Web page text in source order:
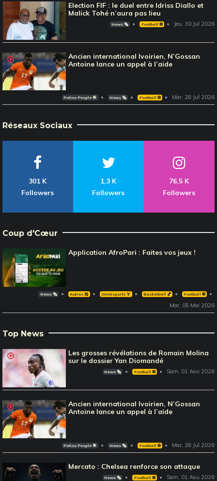
Election FIF : le duel entre Idriss Diallo et
Malick Tohé n’aura pas lieu
News 🗞️ Football ⚽️ Jeu, 30 Jul 2026
Ancien international Ivoirien, N’Gossan
Antoine lance un appel à l’aide
Potins People 🌟 News 🗞️ Football ⚽️ Mar, 28 Jul 2026
Réseaux Sociaux
301 K
Followers
1,3 K
Followers
76,5 K
Followers
Coup d'Cœur
Application AfroPari : Faites vos jeux !
News 🗞️ Autres 🎽 Omnisports 🏅 Basketball 🏀 Football ⚽️
Mar, 05 Mai 2026
Top News
Les grosses révélations de Romain Molina
sur le dossier Yan Diomandé
News 🗞️ Football ⚽️ Sam, 01 Aou 2026
Ancien international Ivoirien, N’Gossan
Antoine lance un appel à l’aide
Potins People 🌟 News 🗞️ Football ⚽️ Mar, 28 Jul 2026
Mercato : Chelsea renforce son attaque
News 🗞️ Football ⚽️ Sam, 01 Aou 2026